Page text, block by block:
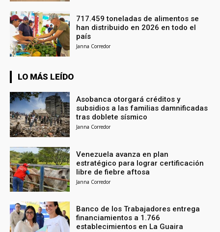
717.459 toneladas de alimentos se
han distribuido en 2026 en todo el
país
Janna Corredor
LO MÁS LEÍDO
Asobanca otorgará créditos y
subsidios a las familias damnificadas
tras doblete sísmico
Janna Corredor
Venezuela avanza en plan
estratégico para lograr certificación
libre de fiebre aftosa
Janna Corredor
Banco de los Trabajadores entrega
financiamientos a 1.766
establecimientos en La Guaira